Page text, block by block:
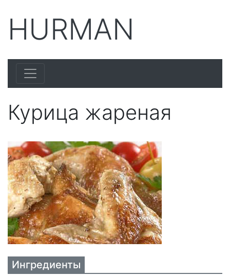
HURMAN
Курица жареная
Ингредиенты